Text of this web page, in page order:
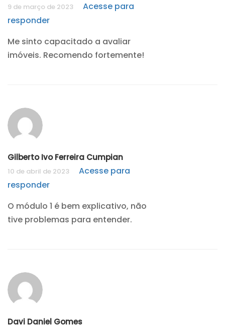
9 de março de 2023
Acesse para
responder
Me sinto capacitado a avaliar
imóveis. Recomendo fortemente!
Gilberto Ivo Ferreira Cumpian
10 de abril de 2023
Acesse para
responder
O módulo 1 é bem explicativo, não
tive problemas para entender.
Davi Daniel Gomes